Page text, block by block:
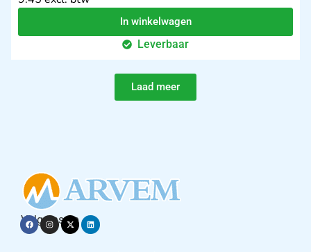
In winkelwagen
Leverbaar
Laad meer
Volg ons op